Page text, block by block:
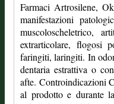
Farmaci Artrosilene,
manifestazioni
muscoloscheletrico,
extrarticolare, flogosi
faringiti, laringiti. In
dentaria estrattiva o
afte. Controindicazioni
al prodotto e durante